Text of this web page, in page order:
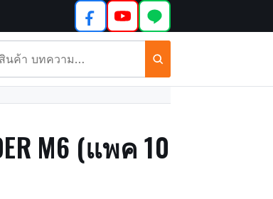
M6 (แพค 10